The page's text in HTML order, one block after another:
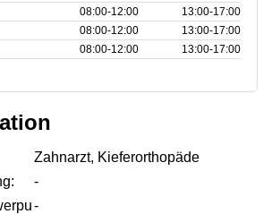
08:00‑12:00
13:00‑17:00
08:00‑12:00
13:00‑17:00
08:00‑12:00 13:00‑17:00
Zahnarzt, Kieferorthopäde
-
-